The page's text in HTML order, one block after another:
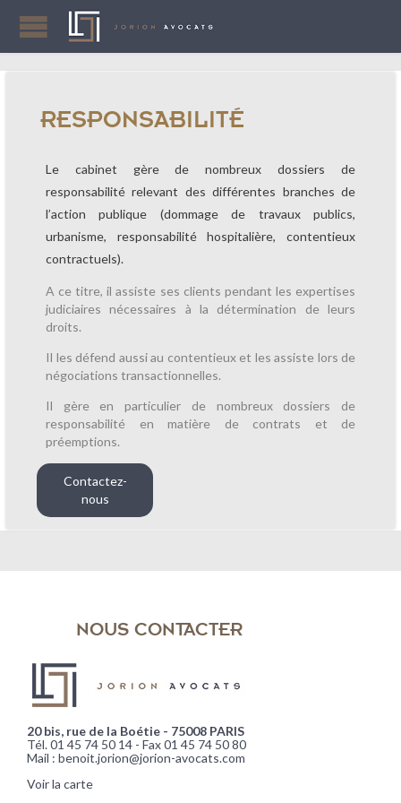
RESPONSABILITÉ
Le cabinet gère de nombreux dossiers de
responsabilité relevant des différentes branches de
l’action publique (dommage de travaux publics,
urbanisme, responsabilité hospitalière, contentieux
contractuels).
A ce titre, il assiste ses clients pendant les expertises
judiciaires nécessaires à la détermination de leurs
droits.
Il les défend aussi au contentieux et les assiste lors de
négociations transactionnelles.
Il gère en particulier de nombreux dossiers de
responsabilité en matière de contrats et de
préemptions.
Contactez-
nous
NOUS CONTACTER
20 bis, rue de la Boétie - 75008 PARIS
Tél. 01 45 74 50 14 - Fax 01 45 74 50 80
Mail : benoit.jorion@jorion-avocats.com
Voir la carte